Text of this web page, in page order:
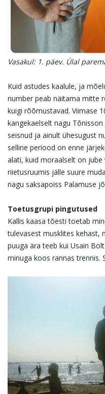
Vasakul: 1. päev. Ülal
Kuid astudes kaalule, ja
number peab näitama mitte
kuigi rõõmustavad. Viimase
kangekaelselt nagu
seisnud ja ainult ühesugust
selline periood on enne
alati, kuid moraalselt on
riietusruumis jälle suure
nagu saksapoiss Palamuse
Toetusgrupi pingutused
Kallis kaasa tõesti toetab
tulevasest musklites kehast,
puuga ära teeb kui Usain
minuga koos rannas trennis.